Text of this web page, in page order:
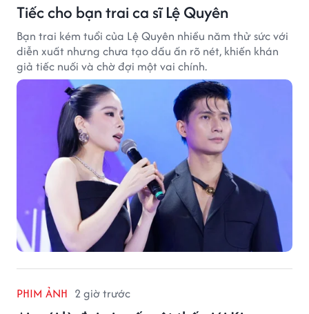
Tiếc cho bạn trai ca sĩ Lệ Quyên
Bạn trai kém tuổi của Lệ Quyên nhiều năm thử sức với
diễn xuất nhưng chưa tạo dấu ấn rõ nét, khiến khán
giả tiếc nuối và chờ đợi một vai chính.
PHIM ẢNH 2 giờ trước